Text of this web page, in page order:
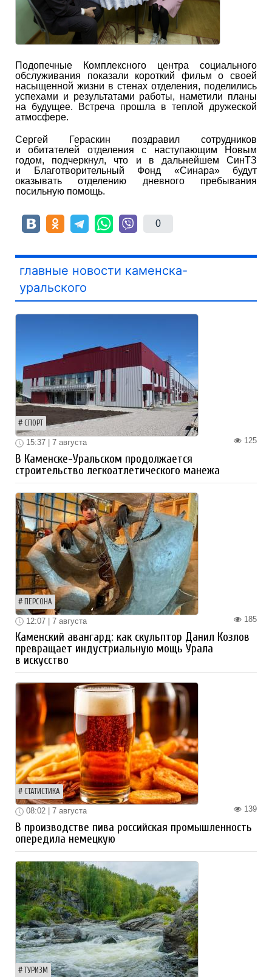
Подопечные Комплексного центра социального
обслуживания показали короткий фильм о своей
насыщенной жизни в стенах отделения, поделились
успехами и результатами работы, наметили планы
на будущее. Встреча прошла в теплой дружеской
атмосфере.
Сергей Гераскин поздравил сотрудников
и обитателей отделения с наступающим Новым
годом, подчеркнул, что и в дальнейшем СинТЗ
и Благотворительный Фонд «Синара» будут
оказывать отделению дневного пребывания
посильную помощь.
0
главные новости каменска-
уральского
СПОРТ
125
15:37 | 7 августа
В Каменске-Уральском продолжается
строительство легкоатлетического манежа
ПЕРСОНА
185
12:07 | 7 августа
Каменский авангард: как скульптор Данил Козлов
превращает индустриальную мощь Урала
в искусство
СТАТИСТИКА
139
08:02 | 7 августа
В производстве пива российская промышленность
опередила немецкую
ТУРИЗМ